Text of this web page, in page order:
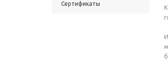
Сертификаты